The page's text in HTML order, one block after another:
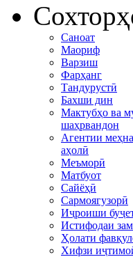
Саноат
Маориф
Варзиш
Фарҳанг
Тандурустӣ
Бахши дин
Мактубҳо ва
шаҳрвандон
Агентии
аҳолӣ
Меъморӣ
Матбуот
Сайёҳӣ
Сармоягузорӣ
Иҷроиши
Истифодаи
Ҳолати
Хифзи